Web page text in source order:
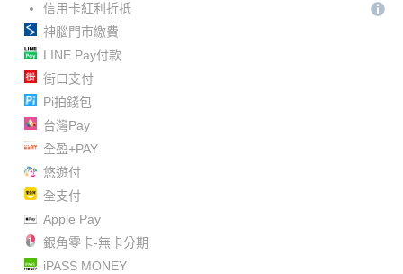
信用卡紅利折抵
神腦門市繳費
LINE Pay付款
街口支付
Pi拍錢包
台灣Pay
全盈+PAY
悠遊付
全支付
Apple Pay
銀角零卡-無卡分期
iPASS MONEY